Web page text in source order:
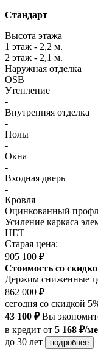
Стандарт
Высота этажа
1 этаж - 2,2 м.
2 этаж - 2,1 м.
Наружная отделка
OSB
Утепление
-
Внутренняя отделка
-
Полы
-
Окна
-
Входная дверь
-
Кровля
Оцинкованный
Усиление каркаса
НЕТ
Старая цена:
905 100 ₽
Стоимость со
Держим сниженные
862 000 ₽
сегодня со скидкой
43 100 ₽Вы
в кредит от 5 168 ₽/
до 30 лет
подробнее